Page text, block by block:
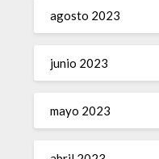
agosto 2023
junio 2023
mayo 2023